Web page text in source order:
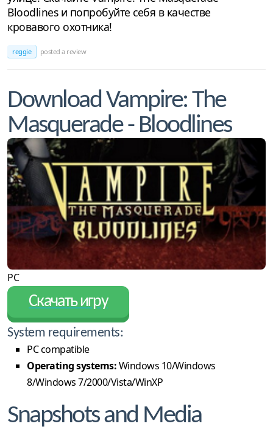
Bloodlines и попробуйте себя в качестве
кровавого охотника!
reggie posted a review
Download Vampire: The
Masquerade - Bloodlines
PC
Скачать игру
System requirements:
PC compatible
Operating systems:Windows 10/Windows
8/Windows 7/2000/Vista/WinXP
Snapshots and Media